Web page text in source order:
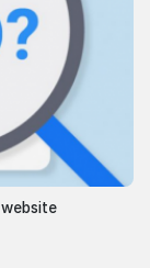
website